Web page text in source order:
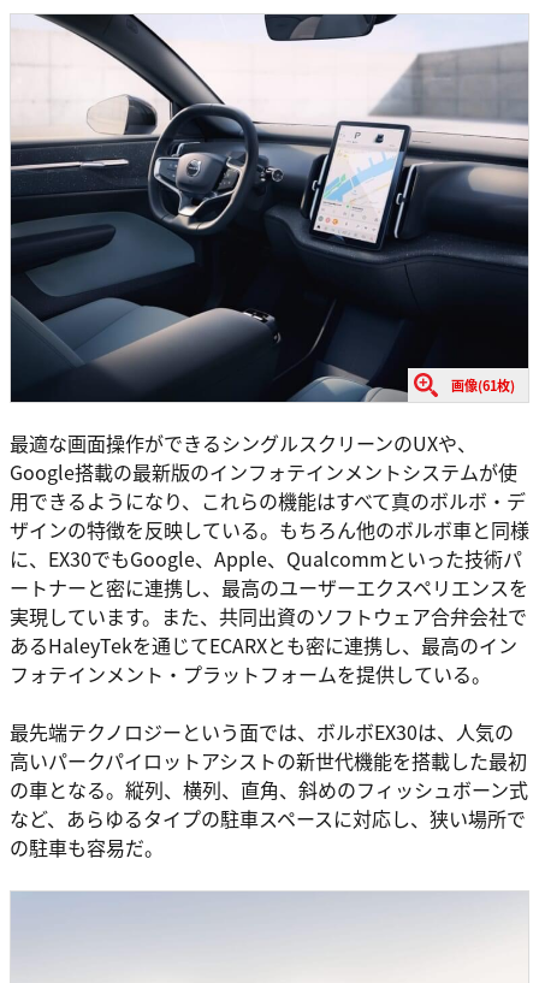
画像(61枚)
最適な画面操作ができるシングルスクリーンのUXや、
Google搭載の最新版のインフォテインメントシステムが使
用できるようになり、これらの機能はすべて真のボルボ・デ
ザインの特徴を反映している。もちろん他のボルボ車と同様
に、EX30でもGoogle、Apple、Qualcommといった技術パ
ートナーと密に連携し、最高のユーザーエクスペリエンスを
実現しています。また、共同出資のソフトウェア合弁会社で
あるHaleyTekを通じてECARXとも密に連携し、最高のイン
フォテインメント・プラットフォームを提供している。
最先端テクノロジーという面では、ボルボEX30は、人気の
高いパークパイロットアシストの新世代機能を搭載した最初
の車となる。縦列、横列、直角、斜めのフィッシュボーン式
など、あらゆるタイプの駐車スペースに対応し、狭い場所で
の駐車も容易だ。